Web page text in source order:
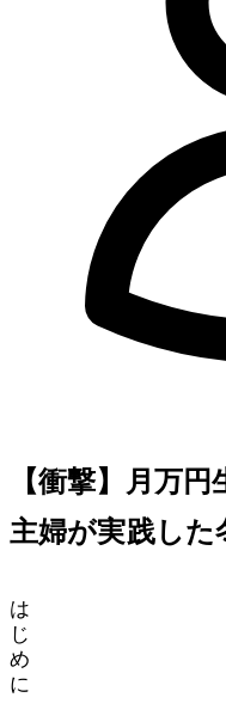
【衝撃】月5万
主婦が実践した
は
じ
め
に